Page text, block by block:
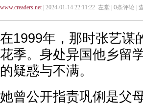
www.creaders.net| 2024-01-14 22:11:22 左堂 | 0条评论 |
在1999年，那时张艺谋
花季。身处异国他乡留
的疑惑与不满。
她曾公开指责巩俐是父